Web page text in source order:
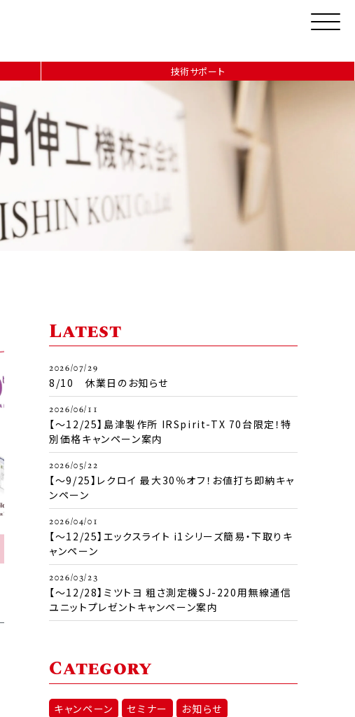
技術サポート
Latest
2026/07/29
8/10 休業日のお知らせ
2026/06/11
【～12/25】島津製作所 IRSpirit-TX 70台限定！特
別価格キャンペーン案内
2026/05/22
【～9/25】レクロイ 最大30％オフ！お値打ち即納キャ
ンペーン
2026/04/01
【～12/25】エックスライト i1シリーズ簡易・下取りキ
ャンペーン
2026/03/23
【～12/28】ミツトヨ 粗さ測定機SJ-220用無線通信
ユニットプレゼントキャンペーン案内
Category
キャンペーン セミナー お知らせ